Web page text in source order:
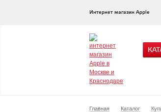
Интернет магазин Apple
Главная Каталог